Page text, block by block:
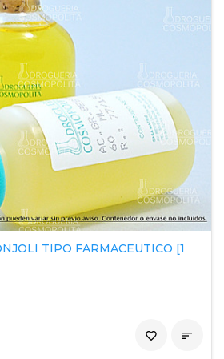
TIPO FARMACEUTICO [1

favorite_border